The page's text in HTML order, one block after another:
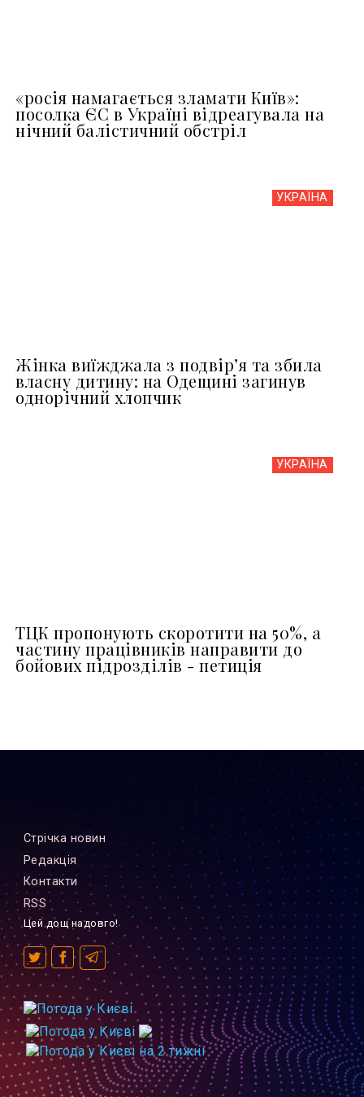
«росія намагається зламати Київ»:
посолка ЄС в Україні відреагувала на
нічний балістичний обстріл
УКРАЇНА
Жінка виїжджала з подвір’я та збила
власну дитину: на Одещині загинув
однорічний хлопчик
УКРАЇНА
ТЦК пропонують скоротити на 50%, а
частину працівників направити до
бойових підрозділів - петиція
Стрiчка новин
Редакцiя
Контакти
RSS
Цей дощ надовго!